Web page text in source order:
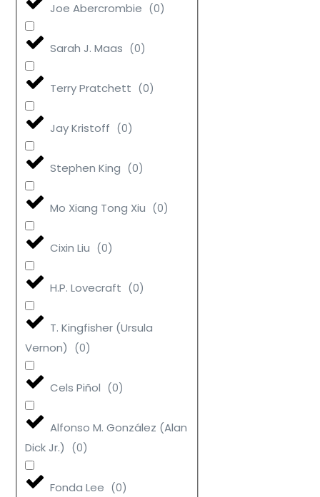
Joe Abercrombie (0)
Sarah J. Maas (0)
Terry Pratchett (0)
Jay Kristoff (0)
Stephen King (0)
Mo Xiang Tong Xiu (0)
Cixin Liu (0)
H.P. Lovecraft (0)
T. Kingfisher (Ursula
Vernon) (0)
Cels Piñol (0)
Alfonso M. González (Alan
Dick Jr.) (0)
Fonda Lee (0)